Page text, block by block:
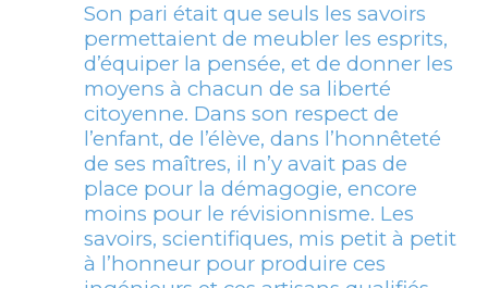
Son pari était que seuls les savoirs
permettaient de meubler les esprits,
d’équiper la pensée, et de donner les
moyens à chacun de sa liberté
citoyenne. Dans son respect de
l’enfant, de l’élève, dans l’honnêteté
de ses maîtres, il n’y avait pas de
place pour la démagogie, encore
moins pour le révisionnisme. Les
savoirs, scientifiques, mis petit à petit
à l’honneur pour produire ces